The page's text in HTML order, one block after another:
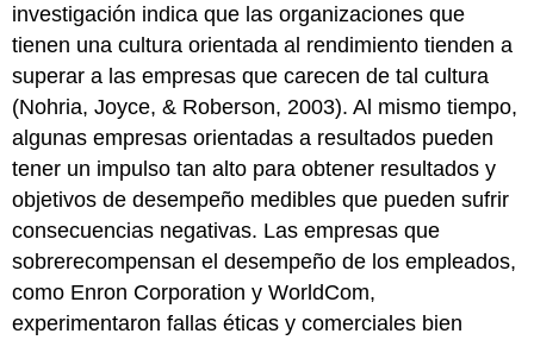
investigación indica que las organizaciones que
tienen una cultura orientada al rendimiento tienden a
superar a las empresas que carecen de tal cultura
(Nohria, Joyce, & Roberson, 2003). Al mismo tiempo,
algunas empresas orientadas a resultados pueden
tener un impulso tan alto para obtener resultados y
objetivos de desempeño medibles que pueden sufrir
consecuencias negativas. Las empresas que
sobrerecompensan el desempeño de los empleados,
como Enron Corporation y WorldCom,
experimentaron fallas éticas y comerciales bien